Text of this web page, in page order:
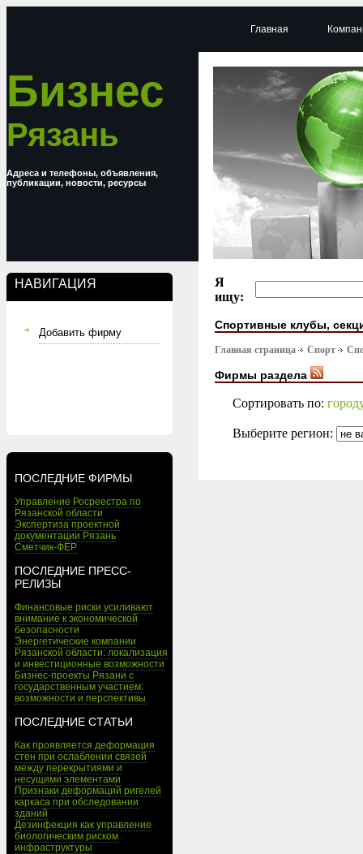
Бизнес
Рязань
Адреса и телефоны, объявления,
публикации, новости, ресурсы
НАВИГАЦИЯ
Добавить фирму
ПОСЛЕДНИЕ ФИРМЫ
Управление Росреестра по
Рязанской области
Экспертиза проектной
документации Рязань
Сметчик-ФЕР
ПОСЛЕДНИЕ ПРЕСС-
РЕЛИЗЫ
Финансовые риски усиливают
внимание к экономической
безопасности
Энергетические компании
Рязанской области: локализация
и инвестиционные возможности
Бизнес-проекты Рязани с
государственным участием:
возможности и перспективы
ПОСЛЕДНИЕ СТАТЬИ
Как проявляется деформация
стен при ослаблении связей
между перекрытиями и
несущими элементами
Признаки деформаций ригелей
каркаса при обследовании
зданий
Дезинфекция как управление
биологическим риском
инфраструктуры
Главная
Я
ищу:
Спортивные клубы,
Главная страница Спорт
Фирмы раздела
Сортировать по:
Выберите регион: